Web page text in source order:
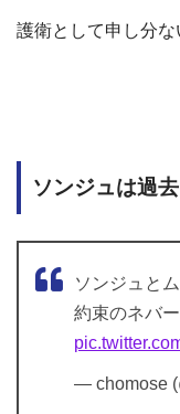
護衛として申し分な
ソンジュは過
ソンジュと
約束のネバ
— chomose